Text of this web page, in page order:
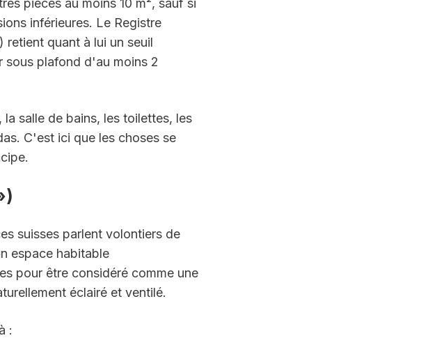
pièces au moins 10 m², sauf si
inférieures. Le Registre
quant à lui un seuil
sous plafond d'au moins 2
salle de bains, les toilettes, les
C'est ici que les choses se
suisses parlent volontiers de
espace habitable
pour être considéré comme une
éclairé et ventilé.
: